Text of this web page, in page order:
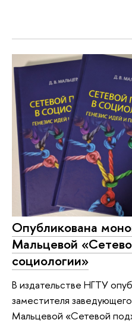
Опубликована
Мальцевой
социологии»
В издательстве НГТУ
заместителя
Мальцевой «Сетевой